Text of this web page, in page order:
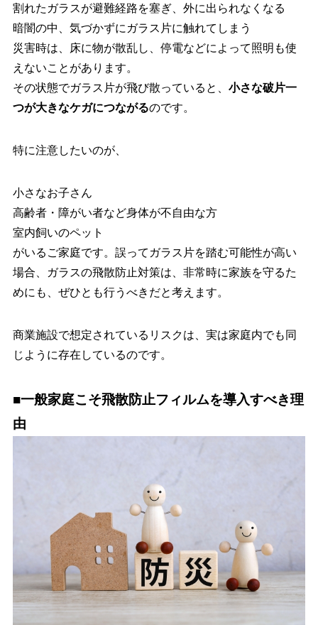
割れたガラスが避難経路を塞ぎ、外に出られなくなる
暗闇の中、気づかずにガラス片に触れてしまう
災害時は、床に物が散乱し、停電などによって照明も使
えないことがあります。
その状態でガラス片が飛び散っていると、 小さな破片一
つが大きなケガにつながるのです。
特に注意したいのが、
小さなお子さん
高齢者・障がい者など身体が不自由な方
室内飼いのペット
がいるご家庭です。誤ってガラス片を踏む可能性が高い
場合、ガラスの飛散防止対策は、非常時に家族を守るた
めにも、ぜひとも行うべきだと考えます。
商業施設で想定されているリスクは、実は家庭内でも同
じように存在しているのです。
■一般家庭こそ飛散防止フィルムを導入すべき理
由